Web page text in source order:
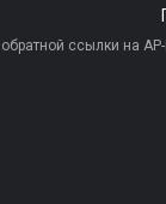
ссылки на